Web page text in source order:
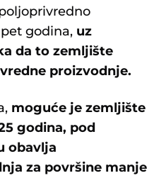
godina, uz
da to zemljište
proizvodnje.
moguće je zemljište
godina, pod
obavlja
za površine manje